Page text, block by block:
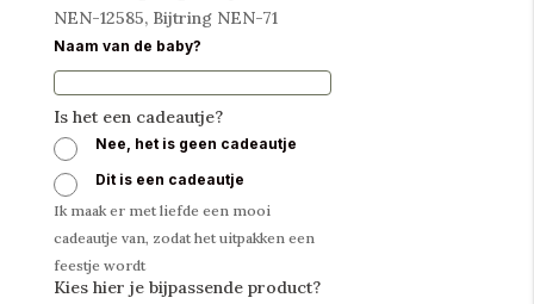
NEN-12585, Bijtring NEN-71
Naam van de baby?
Is het een cadeautje?
Nee, het is geen cadeautje
Dit is een cadeautje
Ik maak er met liefde een mooi
cadeautje van, zodat het uitpakken een
feestje wordt
Kies hier je bijpassende product?